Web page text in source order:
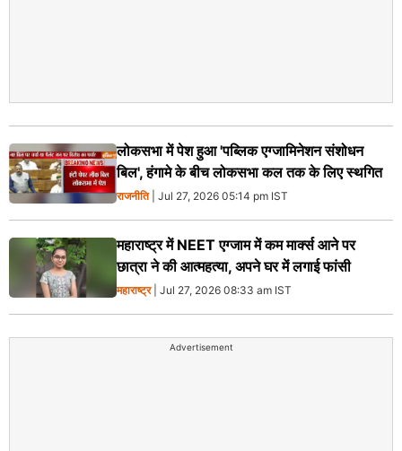
लोकसभा में पेश हुआ 'पब्लिक एग्जामिनेशन संशोधन
बिल', हंगामे के बीच लोकसभा कल तक के लिए स्थगित
राजनीति| Jul 27, 2026 05:14 pm IST
महाराष्ट्र में NEET एग्जाम में कम मार्क्स आने पर
छात्रा ने की आत्महत्या, अपने घर में लगाई फांसी
महाराष्ट्र| Jul 27, 2026 08:33 am IST
Advertisement